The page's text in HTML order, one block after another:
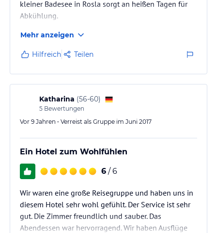
kleiner Badesee in Rosla sorgt an heißen Tagen für
Abkühlung.
Mehr anzeigen
Hilfreich Teilen
Katharina (56-60)
5 Bewertungen
Vor 9 Jahren • Verreist als Gruppe im Juni 2017
Ein Hotel zum Wohlfühlen
6 / 6
Wir waren eine große Reisegruppe und haben uns in
diesem Hotel sehr wohl gefühlt. Der Service ist sehr
gut. Die Zimmer freundlich und sauber. Das
Abendessen war hervorragend. Wir haben Ausflüge